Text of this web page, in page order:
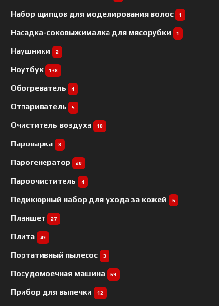
Набор щипцов для моделирования волос 1
Насадка-соковыжималка для мясорубки 1
Наушники 2
Ноутбук 138
Обогреватель 4
Отпариватель 5
Очиститель воздуха 10
Пароварка 8
Парогенератор 28
Пароочиститель 4
Педикюрный набор для ухода за кожей 6
Планшет 27
Плита 49
Портативный пылесос 3
Посудомоечная машина 69
Прибор для выпечки 12